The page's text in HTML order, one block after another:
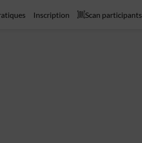
Inscription Scan participants